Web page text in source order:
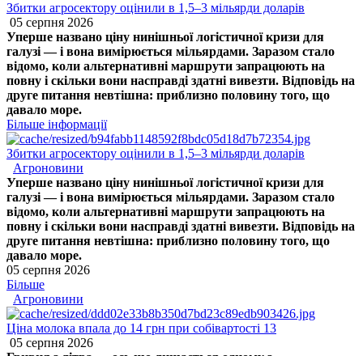
Збитки агросектору оцінили в 1,5–3 мільярди доларів
05 серпня 2026
Уперше названо ціну нинішньої логістичної кризи для
галузі — і вона вимірюється мільярдами. Заразом стало
відомо, коли альтернативні маршрути запрацюють на
повну і скільки вони насправді здатні вивезти. Відповідь на
друге питання невтішна: приблизно половину того, що
давало море.
Більше інформації
Збитки агросектору оцінили в 1,5–3 мільярди доларів
Агроновини
Уперше названо ціну нинішньої логістичної кризи для
галузі — і вона вимірюється мільярдами. Заразом стало
відомо, коли альтернативні маршрути запрацюють на
повну і скільки вони насправді здатні вивезти. Відповідь на
друге питання невтішна: приблизно половину того, що
давало море.
05 серпня 2026
Більше
Агроновини
Ціна молока впала до 14 грн при собівартості 13
05 серпня 2026